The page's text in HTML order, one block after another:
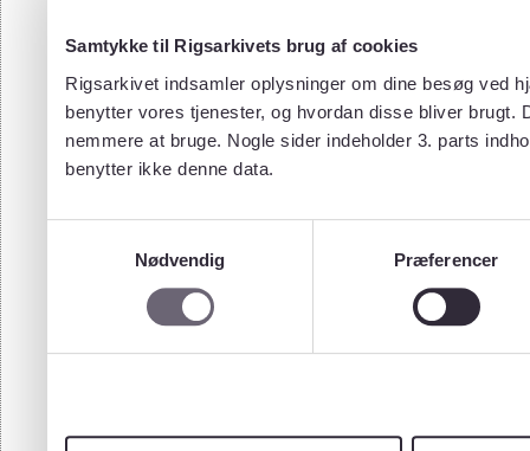
Samtykke til Rigsarkivets brug af cookies
Rigsarkivet indsamler oplysninger om dine besøg ved
benytter vores tjenester, og hvordan disse bliver
nemmere at bruge. Nogle sider indeholder 3. parts
benytter ikke denne data.
Nødvendig
Præferencer